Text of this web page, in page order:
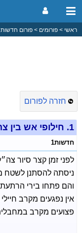
ראשי פורומים פורום חדשות
חזרה לפורום
1. חילופי אש בין
חדשות1
לפני זמן קצר סיור
ניסתה להסתנן לשטח
והם פתחו בירי
אין נפגעים מקרב
פצועים מקרב